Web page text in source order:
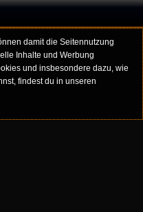
damit die Seitennutzung
Inhalte und Werbung
und insbesondere dazu, wie
findest du in unseren